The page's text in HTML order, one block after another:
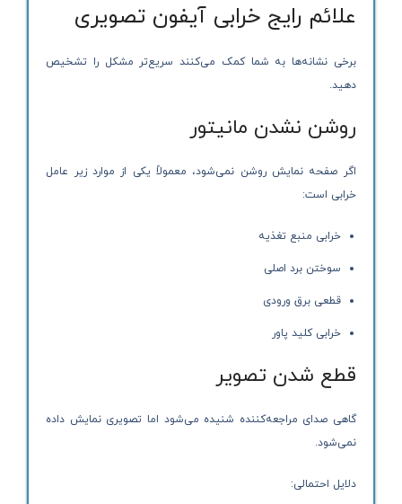
علائم رایج خرابی آیفون تصویری
برخی نشانه‌ها به شما کمک می‌کنند سریع‌تر مشکل را تشخیص
دهید.
روشن نشدن مانیتور
اگر صفحه نمایش روشن نمی‌شود، معمولاً یکی از موارد زیر عامل
خرابی است:
خرابی منبع تغذیه
سوختن برد اصلی
قطعی برق ورودی
خرابی کلید پاور
قطع شدن تصویر
گاهی صدای مراجعه‌کننده شنیده می‌شود اما تصویری نمایش داده
نمی‌شود.
دلایل احتمالی: